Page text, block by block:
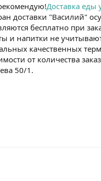
Доставка еды
доставки "Василий"
бесплатно при
и напитки не
качественных
от количества
50/1.